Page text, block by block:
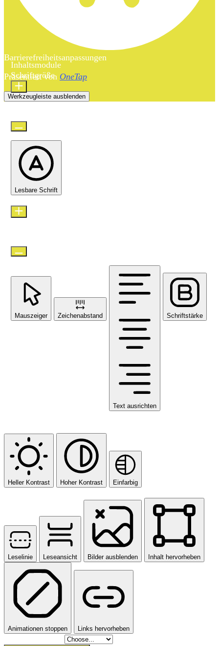
Barrierefreiheitsanpassungen
Präsentiert von OneTap
Werkzeugleiste ausblenden
Inhaltsmodule
Schriftgröße
Lesbare Schrift
Mauszeiger Zeichenabstand
Text ausrichten
Schriftstärke
Heller Kontrast Hoher Kontrast Einfarbig
Leselinie Leseansicht Bilder ausblenden Inhalt hervorheben
Animationen stoppen Links hervorheben